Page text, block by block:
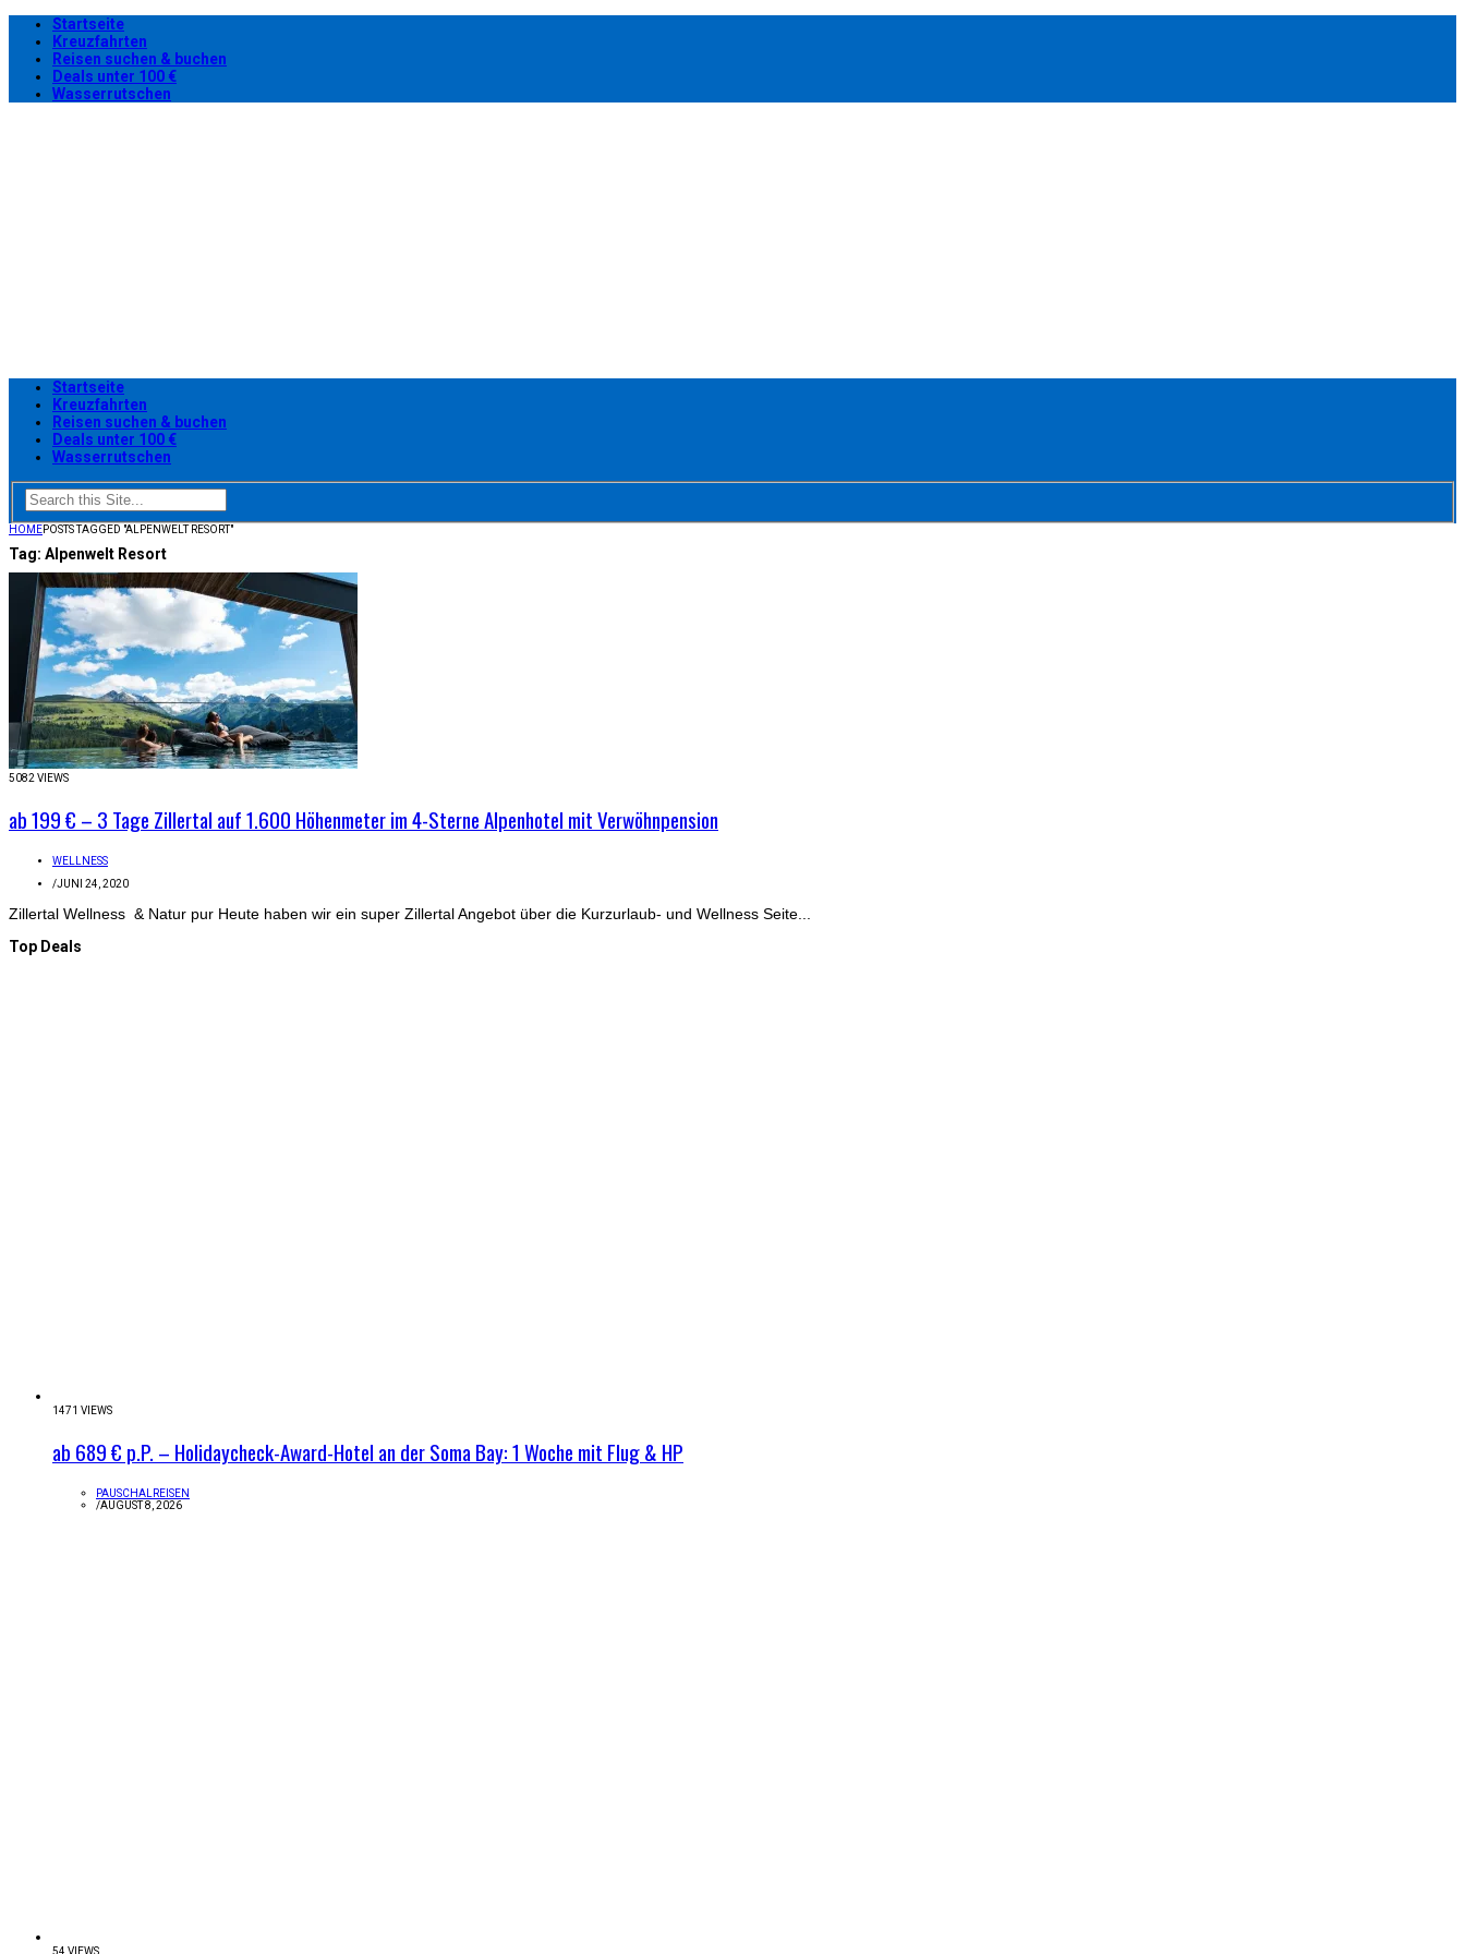
Startseite
Kreuzfahrten
Reisen suchen & buchen
Deals unter 100 €
Wasserrutschen
Startseite
Kreuzfahrten
Reisen suchen & buchen
Deals unter 100 €
Wasserrutschen
HOMEPOSTS TAGGED "ALPENWELT RESORT"
Tag: Alpenwelt Resort
5082 VIEWS
ab 199 € – 3 Tage Zillertal auf 1.600 Höhenmeter im 4-Sterne Alpenhotel mit Verwöhnpension
WELLNESS
/JUNI 24, 2020
Zillertal Wellness & Natur pur Heute haben wir ein super Zillertal Angebot über die Kurzurlaub- und Wellness Seite...
Top Deals
1471 VIEWS
ab 689 € p.P. – Holidaycheck-Award-Hotel an der Soma Bay: 1 Woche mit Flug & HP
PAUSCHALREISEN
/AUGUST 8, 2026